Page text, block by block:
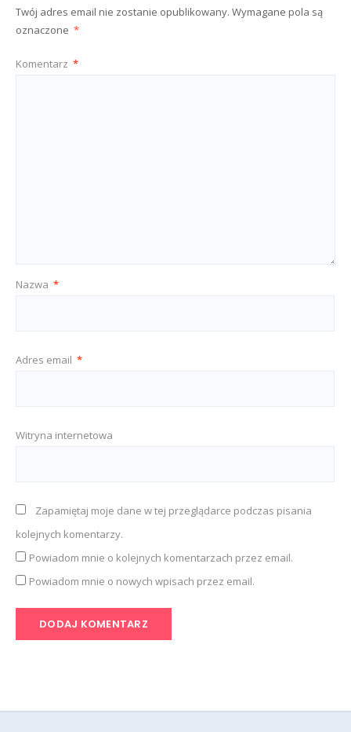
Twój adres email nie zostanie opublikowany. Wymagane pola są
oznaczone *
Komentarz *
Nazwa *
Adres email *
Witryna internetowa
Zapamiętaj moje dane w tej przeglądarce podczas pisania
kolejnych komentarzy.
Powiadom mnie o kolejnych komentarzach przez email.
Powiadom mnie o nowych wpisach przez email.